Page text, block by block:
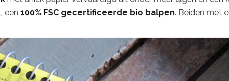
een 100% FSC gecertificeerde bio balpen. Beiden met